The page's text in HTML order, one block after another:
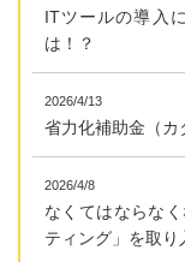
ITツールの導入
は！？
2026/4/13
省力化補助金（カ
2026/4/8
なくてはならな
ティング」を取り